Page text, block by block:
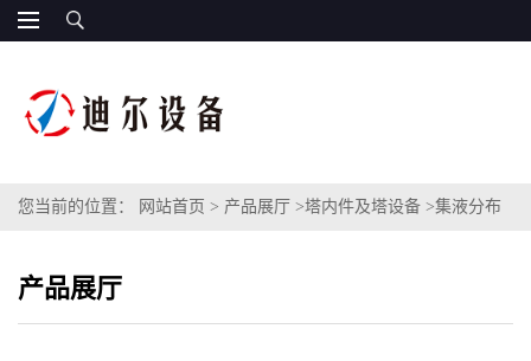
您当前的位置： 网站首页 > 产品展厅 >塔内件及塔设备 >集液分布
便
产品展厅